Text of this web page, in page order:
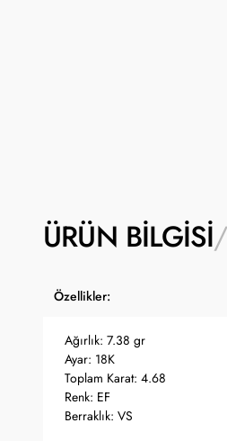
ÜRÜN BILGISI
Özellikler:
Ağırlık: 7.38 gr
Ayar: 18K
Toplam Karat: 4.68
Renk: EF
Berraklık: VS